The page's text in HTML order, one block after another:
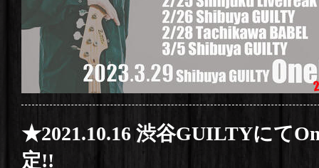
★2021.10.16 渋谷GUILTYにて
定!!